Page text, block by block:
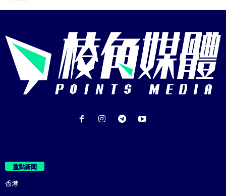
重點新聞
香港